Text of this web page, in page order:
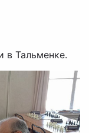
в Тальменке.